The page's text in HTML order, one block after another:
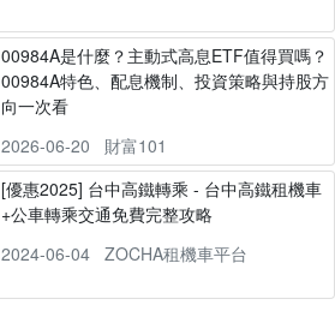
00984A是什麼？主動式高息ETF值得買嗎？
00984A特色、配息機制、投資策略與持股方
向一次看
2026-06-20
財富101
[優惠2025] 台中高鐵轉乘 - 台中高鐵租機車
+公車轉乘交通免費完整攻略
2024-06-04
ZOCHA租機車平台